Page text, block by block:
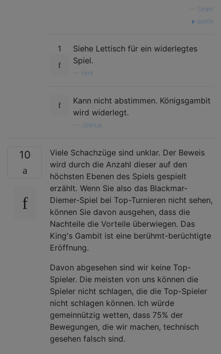
Strahl
quelle
1
Siehe Lettisch für ein widerlegtes
Spiel.
Ferit
Kann nicht abstimmen. Königsgambit
wird widerlegt.
Joshua
10
Viele Schachzüge sind unklar. Der Beweis
wird durch die Anzahl dieser auf den
höchsten Ebenen des Spiels gespielt
erzählt. Wenn Sie also das Blackmar-
Diemer-Spiel bei Top-Turnieren nicht sehen,
können Sie davon ausgehen, dass die
Nachteile die Vorteile überwiegen. Das
King's Gambit ist eine berühmt-berüchtigte
Eröffnung.
Davon abgesehen sind wir keine Top-
Spieler. Die meisten von uns können die
Spieler nicht schlagen, die die Top-Spieler
nicht schlagen können. Ich würde
gemeinnützig wetten, dass 75% der
Bewegungen, die wir machen, technisch
gesehen falsch sind.